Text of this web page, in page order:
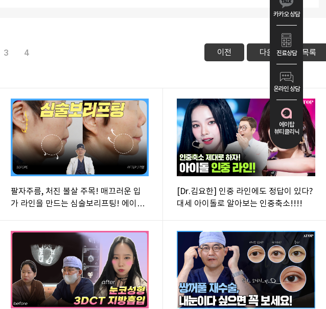
3 4 이전 다음 목록
팔자주름, 처진 볼살 주목! 매끄러운 입
가 라인을 만드는 심술보리프팅! 에이탑
[Dr.김요한] 인중 라인에도 정답이 있다?
대세 아이돌로 알아보는 인중축소!!!!
카카오 상담
진료상담
온라인 상담
에이탑
뷰티클리닉